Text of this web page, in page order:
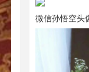
微信孙悟空头